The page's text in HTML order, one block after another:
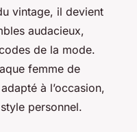
vintage, il devient
audacieux,
de la mode.
femme de
à l’occasion,
personnel.